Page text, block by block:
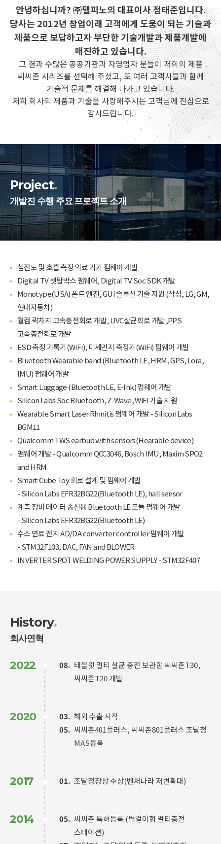
안녕하십니까? ㈜델피노의 대표이사 정태준입니다.
당사는 2012년 창업이래 고객에게 도움이 되는 기술과
제품으로 보답하고자 부단한 기술개발과 제품개발에
매진하고 있습니다.
그 결과 수많은 공공기관과 자영업자 분들이 저희의 제품
씨씨존 시리즈를 선택해 주셨고, 또 여러 고객사들과 함께
기술적 문제를 해결해 나가고 있습니다.
저희 회사의 제품과 기술을 사랑해주시는 고객님께 진심으로
감사드립니다.
Project.
개발진 수행 주요 프로젝트 소개
심전도 및 호흡 측정 의료 기기 펌웨어 개발
Digital TV 셋탑박스 펌웨어, Digital TV Soc SDK 개발
Monotype(USA) 폰트 엔진, GUI 솔루션 기술 지원 (삼성, LG, GM,
현대자동차)
퀄컴 퀵차지 고속충전회로 개발, UVC살균회로 개발 ,PPS
고속충전회로 개발
ESD 측정 기록기(WiFi), 미세먼지 측정기(WiFi) 펌웨어 개발
Bluetooth Wearable band (Bluetooth LE, HRM, GPS, Lora,
IMU) 펌웨어 개발
Smart Luggage (Bluetooth LE, E-Ink) 펌웨어 개발
Silicon Labs Soc Bluetooth, Z-Wave, WiFi 기술 지원
Wearable Smart Laser Rhinitis 펌웨어 개발 - Silicon Labs
BGM11
Qualcomm TWS earbud with sensors(Hearable device)
펌웨어 개발 - Qualcomm QCC3046, Bosch IMU, Maxim SPO2
and HRM
Smart Cube Toy 회로 설계 및 펌웨어 개발
- Silicon Labs EFR32BG22(Bluetooth LE), hall sensor
계측 장비 데이터 송신용 Bluetooth LE 모듈 펌웨어 개발
- Silicon Labs EFR32BG22(Bluetooth LE)
수소 연료 전지 AD/DA converter controller 펌웨어 개발
- STM32F103, DAC, FAN and BLOWER
INVERTER SPOT WELDING POWER SUPPLY - STM32F407
History.
회사연혁
2022 08. 태블릿 멀티 살균 충전 보관함 씨씨존T30,
씨씨존T20 개발
2020 03. 해외 수출 시작
05. 씨씨존401플러스, 씨씨존801플러스 조달청
MAS등록
2017 01. 조달청장상 수상(벤처나라 저변확대)
2014 05. 씨씨존 특허등록 (벽걸이형 멀티충전
스테이션)